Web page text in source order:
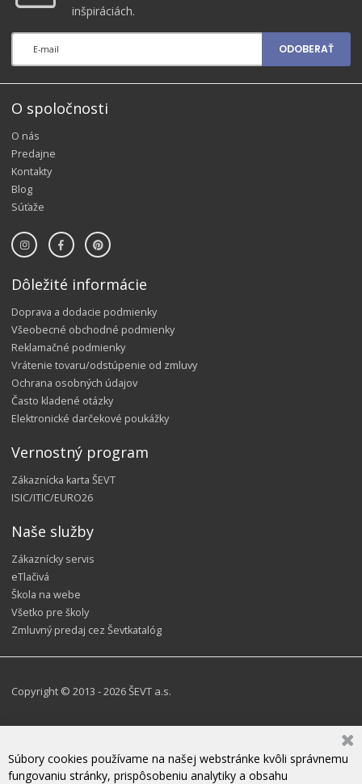
inšpiráciách.
ODOBERAŤ
O spoločnosti
O nás
Predajne
Kontakty
Blog
Súťaže
Dôležité informácie
Doprava a dodacie podmienky
Všeobecné obchodné podmienky
Reklamačné podmienky
Vrátenie tovaru/odstúpenie od zmluvy
Ochrana osobných údajov
Často kladené otázky
Elektronické darčekové poukážky
Vernostný program
Zákaznícka karta ŠEVT
ISIC/ITIC/EURO26
Naše služby
Zákaznícky servis
eTlačivá
Škola na webe
Všetko pre školy
Zmluvný predaj cez Ševtkatalóg
Copyright © 2013 - 2026 ŠEVT a.s.
Súbory cookies používame na našej webstránke kvôli správnemu
fungovaniu stránky, prispôsobeniu analytiky a obsahu